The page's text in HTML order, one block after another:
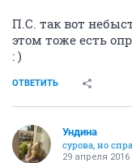
П.С. так вот
этом тоже есть
: )
ОТВЕТИТЬ
Ундинa
сурова, но
29 апреля 2016